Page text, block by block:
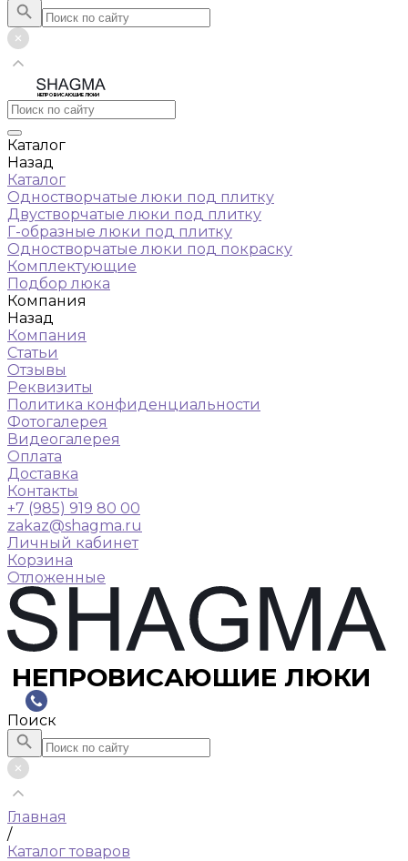
НЕПРОВИСАЮЩИЕ ЛЮКИ
Каталог
Назад
Каталог
Одностворчатые люки под плитку
Двустворчатые люки под плитку
Г-образные люки под плитку
Одностворчатые люки под покраску
Комплектующие
Подбор люка
Компания
Назад
Компания
Статьи
Отзывы
Реквизиты
Политика конфиденциальности
Фотогалерея
Видеогалерея
Оплата
Доставка
Контакты
+7 (985) 919 80 00
zakaz@shagma.ru
Личный кабинет
Корзина
Отложенные
НЕПРОВИСАЮЩИЕ ЛЮКИ
Поиск
Главная
/
Каталог товаров